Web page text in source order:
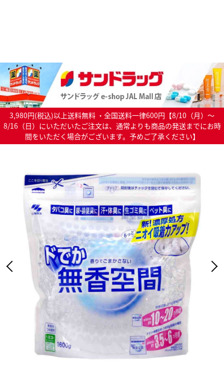
3,980円(税込)以上送料無料 ・全国送料一律600円【8/10（月）～
8/16（日）にいただいたご注文は、通常よりも商品の発送までにお時
間をいただく場合がございます。予めご了承ください】